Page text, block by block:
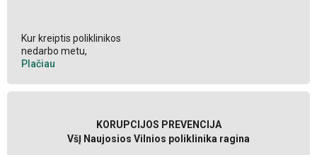
Kur kreiptis poliklinikos
nedarbo metu,
Plačiau
KORUPCIJOS PREVENCIJA
VšĮ Naujosios Vilnios poliklinika ragina